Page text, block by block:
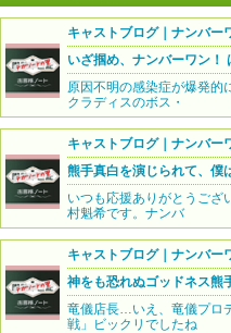
キャストブログ｜ナンバー
いざ掴め、ナンバーワン！
原因不明の感染症が爆発的
クラディスのボス・
キャストブログ｜ナンバー
熊手真白を演じられて、僕
いつも応援ありがとうござ
村魁希です。ナンバ
キャストブログ｜ナンバー
神をも恐れぬゴッドネス熊
竜儀店長…いえ、竜儀プロ
戦」ビックリでしたね